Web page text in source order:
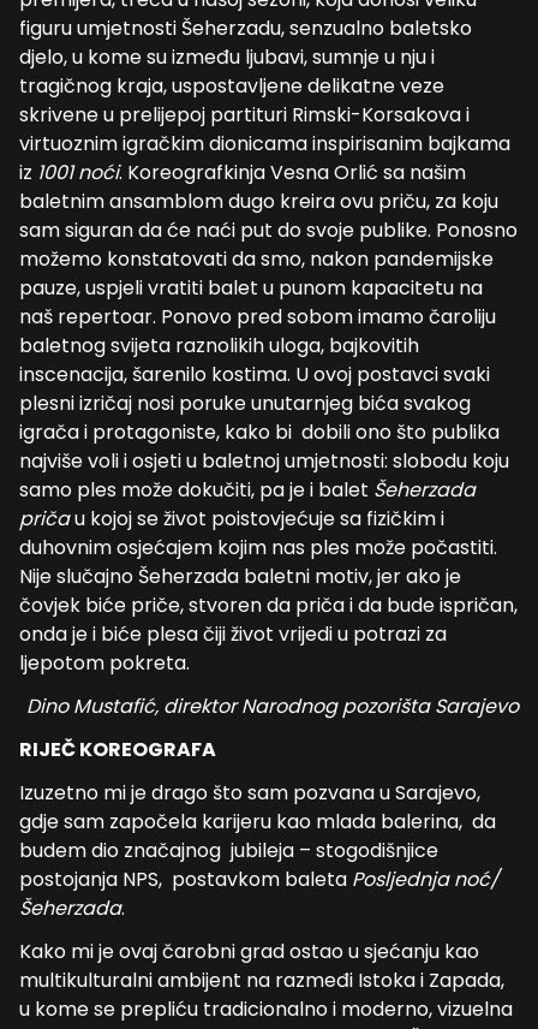
figuru umjetnosti Šeherzadu, senzualno baletsko
djelo, u kome su između ljubavi, sumnje u nju i
tragičnog kraja, uspostavljene delikatne veze
skrivene u prelijepoj partituri Rimski-Korsakova i
virtuoznim igračkim dionicama inspirisanim bajkama
iz 1001 noći. Koreografkinja Vesna Orlić sa našim
baletnim ansamblom dugo kreira ovu priču, za koju
sam siguran da će naći put do svoje publike. Ponosno
možemo konstatovati da smo, nakon pandemijske
pauze, uspjeli vratiti balet u punom kapacitetu na
naš repertoar. Ponovo pred sobom imamo čaroliju
baletnog svijeta raznolikih uloga, bajkovitih
inscenacija, šarenilo kostima. U ovoj postavci svaki
plesni izričaj nosi poruke unutarnjeg bića svakog
igrača i protagoniste, kako bi dobili ono što publika
najviše voli i osjeti u baletnoj umjetnosti: slobodu koju
samo ples može dokučiti, pa je i balet Šeherzada
pričau kojoj se život poistovjećuje sa fizičkim i
duhovnim osjećajem kojim nas ples može počastiti.
Nije slučajno Šeherzada baletni motiv, jer ako je
čovjek biće priče, stvoren da priča i da bude ispričan,
onda je i biće plesa čiji život vrijedi u potrazi za
ljepotom pokreta.
Dino Mustafić, direktor Narodnog pozorišta Sarajevo
RIJEČ KOREOGRAFA
Izuzetno mi je drago što sam pozvana u Sarajevo,
gdje sam započela karijeru kao mlada balerina, da
budem dio značajnog jubileja – stogodišnjice
postojanja NPS, postavkom baleta Posljednja noć/
Šeherzada.
Kako mi je ovaj čarobni grad ostao u sjećanju kao
multikulturalni ambijent na razmeđi Istoka i Zapada,
u kome se prepliću tradicionalno i moderno, vizuelna